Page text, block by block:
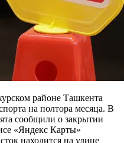
районе Ташкента
на полтора месяца. В
сообщили о закрытии
«Яндекс Карты»
находится на улице